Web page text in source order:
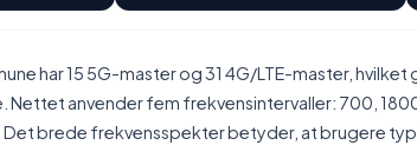
har 15 5G-master og 31 4G/LTE-master,
Nettet anvender fem frekvensintervaller: 700,
Det brede frekvensspekter betyder, at brugere